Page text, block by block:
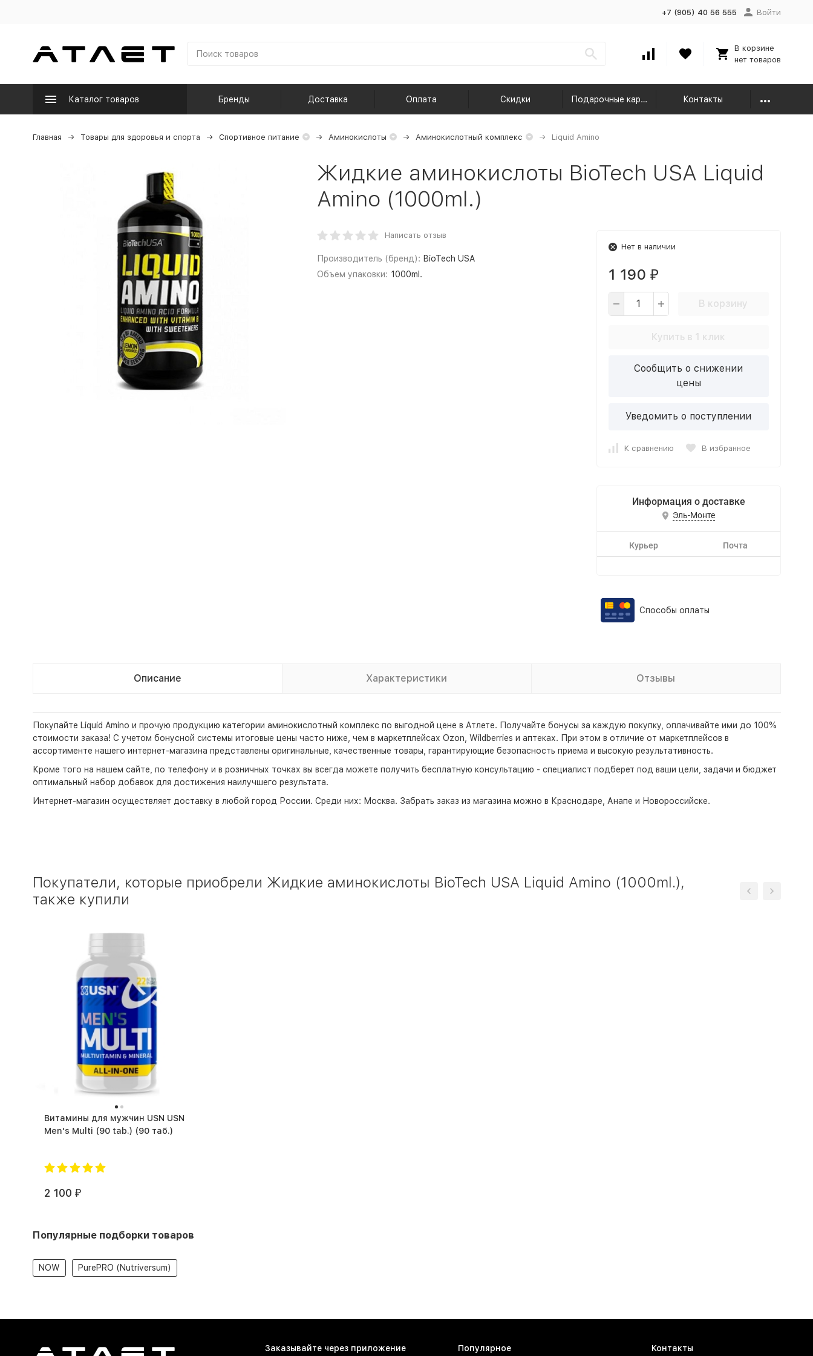
+7 (905) 40 56 555 Войти
В корзине
нет товаров
Каталог товаров Бренды Доставка Оплата Скидки Подарочные карты Контакты
Главная Товары для здоровья и спорта Спортивное питание Аминокислоты Аминокислотный комплекс Liquid Amino
Жидкие аминокислоты BioTech USA Liquid
Amino (1000ml.)
Написать отзыв
Производитель (бренд): BioTech USA
Объем упаковки: 1000ml.
Нет в наличии
1 190 ₽
В корзину
Купить в 1 клик
Сообщить о снижении
цены
Уведомить о поступлении
К сравнению В избранное
Информация о доставке
Эль-Монте
Курьер Почта
Способы оплаты
Описание Характеристики Отзывы
Покупайте Liquid Amino и прочую продукцию категории аминокислотный комплекс по выгодной цене в Атлете. Получайте бонусы за каждую покупку, оплачивайте ими до 100%
стоимости заказа! С учетом бонусной системы итоговые цены часто ниже, чем в маркетплейсах Ozon, Wildberries и аптеках. При этом в отличие от маркетплейсов в
ассортименте нашего интернет-магазина представлены оригинальные, качественные товары, гарантирующие безопасность приема и высокую результативность.
Кроме того на нашем сайте, по телефону и в розничных точках вы всегда можете получить бесплатную консультацию - специалист подберет под ваши цели, задачи и бюджет
оптимальный набор добавок для достижения наилучшего результата.
Интернет-магазин осуществляет доставку в любой город России. Среди них: Москва. Забрать заказ из магазина можно в Краснодаре, Анапе и Новороссийске.
Покупатели, которые приобрели Жидкие аминокислоты BioTech USA Liquid Amino (1000ml.),
также купили
Витамины для мужчин USN USN
Men's Multi (90 tab.) (90 таб.)
2 100 ₽
Популярные подборки товаров
NOW PurePRO (Nutriversum)
Заказывайте через приложение Популярное Контакты